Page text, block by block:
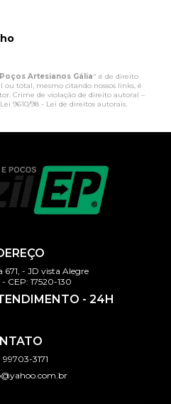
Artesianos Gália" é de direito
ou total, mesmo citando nossos links, é
Crime de violação de direito autoral –
Lei 9610/98 - Lei de direitos autorais
- JD vista Alegre
CEP: 17520-130
- 24H
3171